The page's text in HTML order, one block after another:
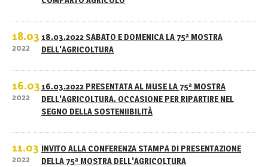
18.03
2022
18.03.2022 SABATO E DOMENICA LA 75ª MOSTRA
DELL'AGRICOLTURA
16.03
2022
16.03.2022 PRESENTATA AL MUSE LA 75ª MOSTRA
DELL'AGRICOLTURA. OCCASIONE PER RIPARTIRE NEL
SEGNO DELLA SOSTENIIBILITÀ
11.03
2022
INVITO ALLA CONFERENZA STAMPA DI PRESENTAZIONE
DELLA 75ª MOSTRA DELL'AGRICOLTURA